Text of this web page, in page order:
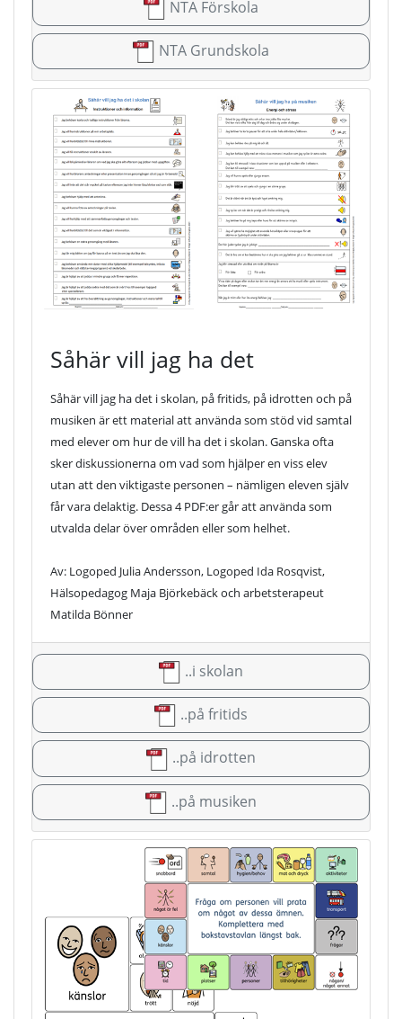
NTA Förskola
NTA Grundskola
Såhär vill jag ha det
Såhär vill jag ha det i skolan, på fritids, på idrotten och på
musiken är ett material att använda som stöd vid samtal
med elever om hur de vill ha det i skolan. Ganska ofta
sker diskussionerna om vad som hjälper en viss elev
utan att den viktigaste personen – nämligen eleven själv
får vara delaktig. Dessa 4 PDF:er går att använda som
utvalda delar över områden eller som helhet.
Av: Logoped Julia Andersson, Logoped Ida Rosqvist,
Hälsopedagog Maja Björkebäck och arbetsterapeut
Matilda Bönner
..i skolan
..på fritids
..på idrotten
..på musiken